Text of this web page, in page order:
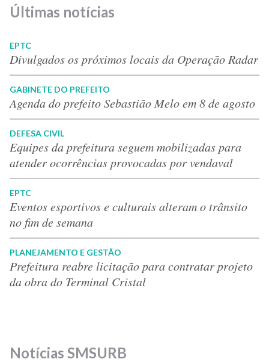
Últimas notícias
EPTC
Divulgados os próximos locais da Operação Radar
GABINETE DO PREFEITO
Agenda do prefeito Sebastião Melo em 8 de agosto
DEFESA CIVIL
Equipes da prefeitura seguem mobilizadas para
atender ocorrências provocadas por vendaval
EPTC
Eventos esportivos e culturais alteram o trânsito
no fim de semana
PLANEJAMENTO E GESTÃO
Prefeitura reabre licitação para contratar projeto
da obra do Terminal Cristal
Notícias SMSURB